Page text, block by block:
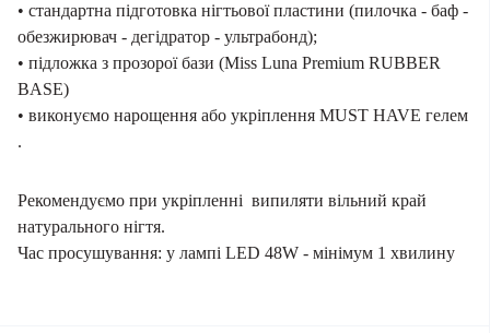
• стандартна підготовка нігтьової пластини (пилочка - баф -
обезжирювач - дегідратор - ультрабонд);
• підложка з прозорої бази (Miss Luna Premium RUBBER
BASE)
• виконуємо нарощення або укріплення MUST HAVE гелем
.
Рекомендуємо при укріпленні випиляти вільний край
натурального нігтя.
Час просушування: у лампі LED 48W - мінімум 1 хвилину